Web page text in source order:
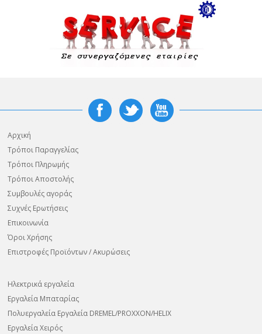
Αρχική
Τρόποι Παραγγελίας
Τρόποι Πληρωμής
Τρόποι Αποστολής
Συμβουλές αγοράς
Συχνές Ερωτήσεις
Επικοινωνία
Όροι Χρήσης
Επιστροφές Προϊόντων / Ακυρώσεις
Ηλεκτρικά εργαλεία
Εργαλεία Μπαταρίας
Πολυεργαλεία Εργαλεία DREMEL/PROXXON/HELIX
Εργαλεία Χειρός